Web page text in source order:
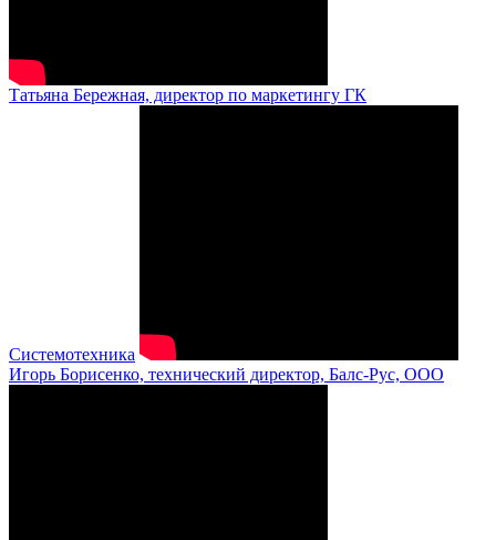
Татьяна Бережная, директор по маркетингу ГК
Системотехника
Игорь Борисенко, технический директор, Балс-Рус, ООО